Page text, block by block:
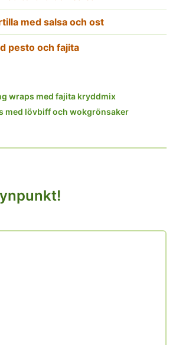
med salsa och ost
pesto och fajita
wraps med fajita kryddmix
med lövbiff och wokgrönsaker